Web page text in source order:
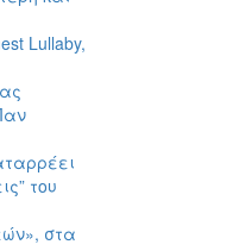
Lullaby,
του
στα